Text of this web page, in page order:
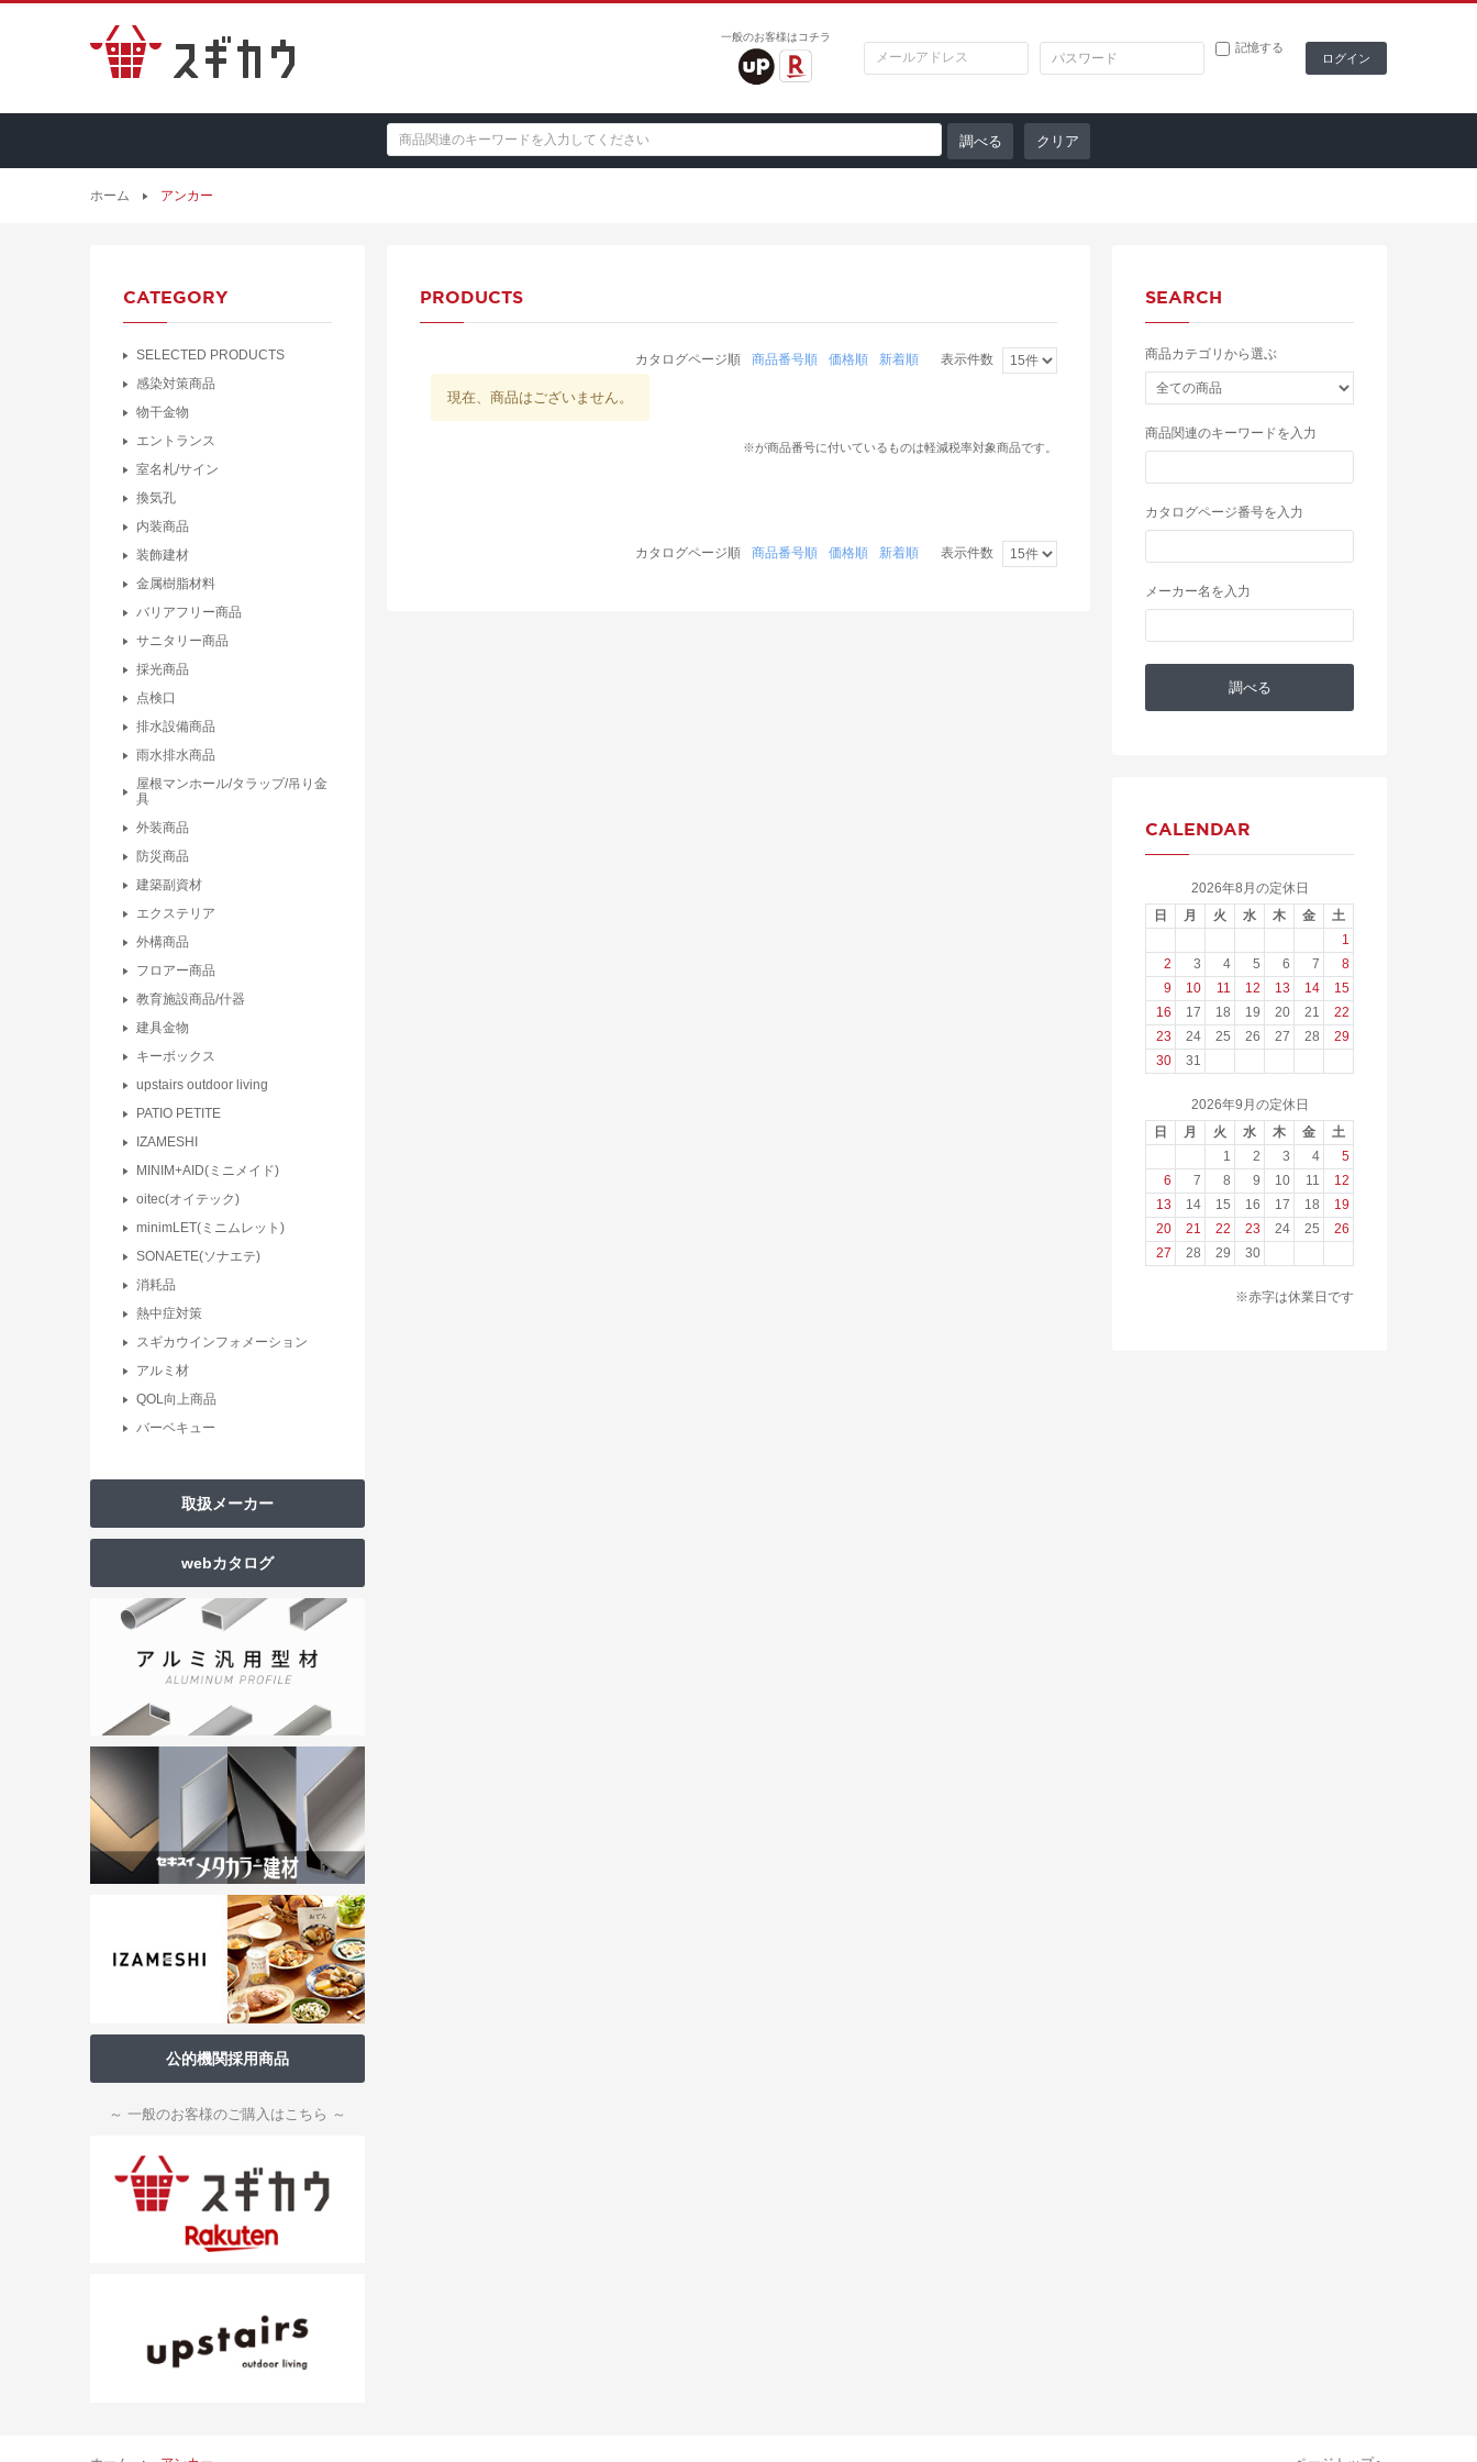
一般のお客様はコチラ
記憶する
クリア
ホーム アンカー
PRODUCTS
カタログページ順 商品番号順 価格順 新着順 表示件数
現在、商品はございません。
※が商品番号に付いているものは軽減税率対象商品です。
カタログページ順 商品番号順 価格順 新着順 表示件数
CATEGORY
SELECTED PRODUCTS
感染対策商品
物干金物
エントランス
室名札/サイン
換気孔
内装商品
装飾建材
金属樹脂材料
バリアフリー商品
サニタリー商品
採光商品
点検口
排水設備商品
雨水排水商品
屋根マンホール/タラップ/吊り金
具
外装商品
防災商品
建築副資材
エクステリア
外構商品
フロアー商品
教育施設商品/什器
建具金物
キーボックス
upstairs outdoor living
PATIO PETITE
IZAMESHI
MINIM+AID(ミニメイド)
oitec(オイテック)
minimLET(ミニムレット)
SONAETE(ソナエテ)
消耗品
熱中症対策
スギカウインフォメーション
アルミ材
QOL向上商品
バーベキュー
取扱メーカー
webカタログ
公的機関採用商品
～ 一般のお客様のご購入はこちら ～
SEARCH
商品カテゴリから選ぶ
商品関連のキーワードを入力
カタログページ番号を入力
メーカー名を入力
CALENDAR
2026年8月の定休日
日
月 火 水 木 金
土
1
2
3 4 5 6 7
8
9
10 11 12 13 14
15
16
17 18 19 20 21
22
23
24 25 26 27 28
29
30
31
2026年9月の定休日
日
月 火 水 木 金
土
1
2 3 4
5
6
7 8 9 10 11
12
13
14 15 16 17 18
19
20
21 22 23 24 25
26
27
28 29 30
※赤字は休業日です